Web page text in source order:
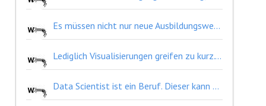
Es müssen nicht nur neue Ausbildungswege geschaffen werden, denn Datenmanagement ist ein Querschnittsthema. Vielmehr müssen die Grundlagen auch in die Curricula bereits bestehender Berufsbilder von der Tischlerin bis zum Bürokaufmann verankert werden.
Lediglich Visualisierungen greifen zu kurz. Es benötigt eine umfassende Kommunikation über Prozesse und von Informationen. Diese hat barrierefrei und Bürger*innennah zu erfolgen. Zur permanenten Verbesserung ist überdies eine Partizipation der Bevölkerung in den Prozessen vorzusehen.
Data Scientist ist ein Beruf. Dieser kann ebenso wenig "eingerichtet" werden wie andere Berufe.